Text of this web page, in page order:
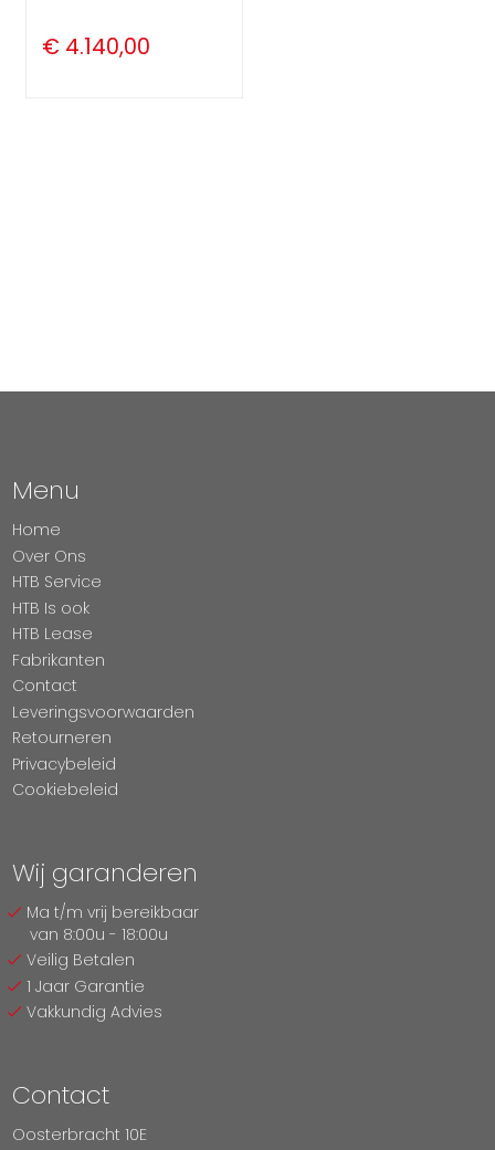
€ 4.140,00
Menu
Home
Over Ons
HTB Service
HTB Is ook
HTB Lease
Fabrikanten
Contact
Leveringsvoorwaarden
Retourneren
Privacybeleid
Cookiebeleid
Wij garanderen
Ma t/m vrij bereikbaar
van 8:00u - 18:00u
Veilig Betalen
1 Jaar Garantie
Vakkundig Advies
Contact
Oosterbracht 10E